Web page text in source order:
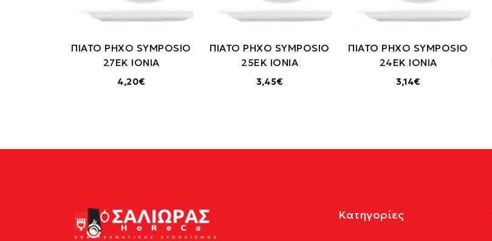
ΠΙΑΤΟ ΡΗΧΟ SYMPOSIO
27ΕΚ IONIA
4,20€
ΠΙΑΤΟ ΡΗΧΟ SYMPOSIO
25ΕΚ IONIA
3,45€
ΠΙΑΤΟ ΡΗΧΟ SYMPOSIO
24ΕΚ IONIA
3,14€
Κατηγορίες